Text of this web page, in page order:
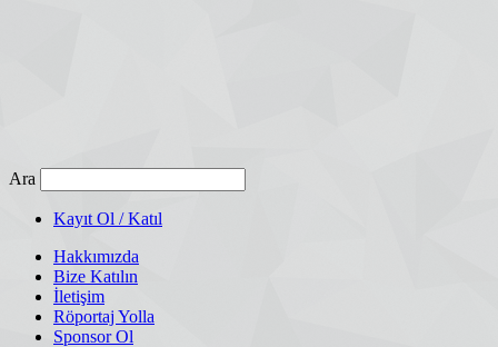
Ara
Kayıt Ol / Katıl
Hakkımızda
Bize Katılın
İletişim
Röportaj Yolla
Sponsor Ol